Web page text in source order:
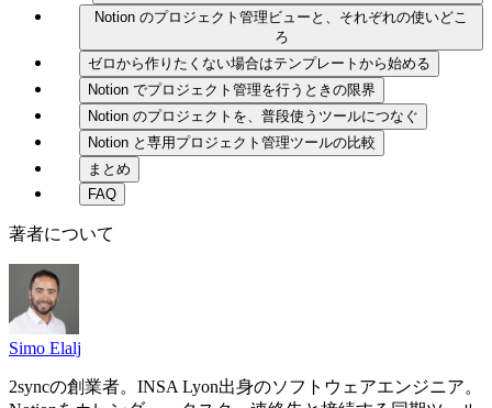
Notion のプロジェクト管理ビューと、それぞれの使いどこ
ろ
ゼロから作りたくない場合はテンプレートから始める
Notion でプロジェクト管理を行うときの限界
Notion のプロジェクトを、普段使うツールにつなぐ
Notion と専用プロジェクト管理ツールの比較
まとめ
FAQ
著者について
Simo Elalj
2syncの創業者。INSA Lyon出身のソフトウェアエンジニア。